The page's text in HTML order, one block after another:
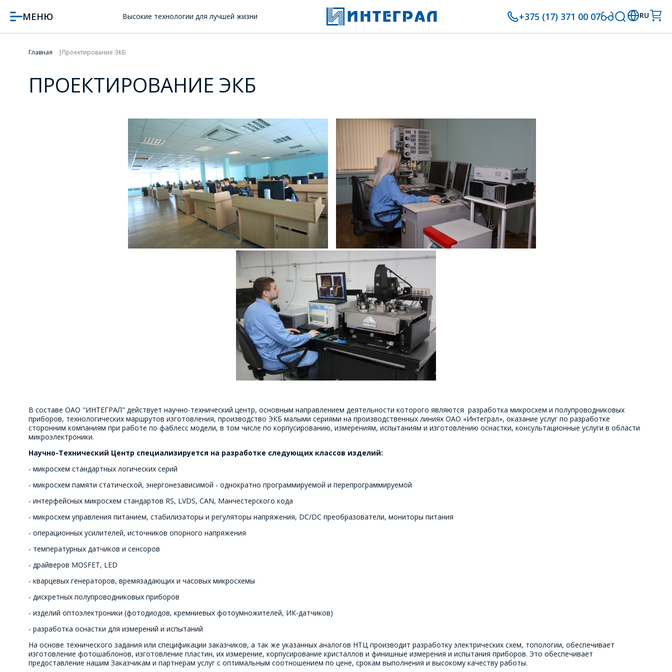
МЕНЮ Высокие технологии для лучшей жизни +375 (17) 371 00 07 RU
Главная Проектирование ЭКБ
ПРОЕКТИРОВАНИЕ ЭКБ
В составе ОАО "ИНТЕГРАЛ" действует научно-технический центр, основным направлением деятельности которого являются разработка микросхем и полупроводниковых
приборов, технологических маршрутов изготовления, производство ЭКБ малыми сериями на производственных линиях ОАО «Интеграл», оказание услуг по разработке
сторонним компаниям при работе по фаблесс модели, в том числе по корпусированию, измерениям, испытаниям и изготовлению оснастки, консультационные услуги в области
микроэлектроники.
Научно-Технический Центр специализируется на разработке следующих классов изделий:
- микросхем стандартных логических серий
- микросхем памяти статической, энергонезависимой - однократно программируемой и перепрограммируемой
- интерфейсных микросхем стандартов RS, LVDS, CAN, Манчестерского кода
- микроcхем управления питанием, стабилизаторы и регуляторы напряжения, DC/DC преобразователи, мониторы питания
- операционных усилителей, источников опорного напряжения
- температурных датчиков и сенсоров
- драйверов MOSFET, LED
- кварцевых генераторов, времязадающих и часовых микросхемы
- дискретных полупроводниковых приборов
- изделий оптоэлектроники (фотодиодов, кремниевых фотоумножителей, ИК-датчиков)
- разработка оснастки для измерений и испытаний
На основе технического задания или спецификации заказчиков, а так же указанных аналогов НТЦ производит разработку электрических схем, топологии, обеспечивает
изготовление фотошаблонов, изготовление пластин, их измерение, корпусирование кристаллов и финишные измерения и испытания приборов. Это обеспечивает
предоставление нашим Заказчикам и партнерам услуг с оптимальным соотношением по цене, срокам выполнения и высокому качеству работы.